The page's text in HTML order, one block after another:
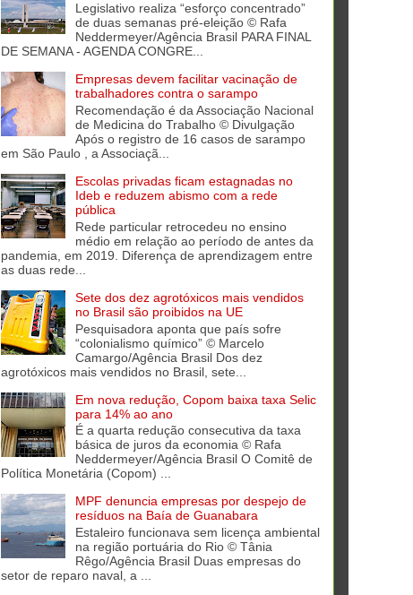
Legislativo realiza “esforço concentrado”
de duas semanas pré-eleição © Rafa
Neddermeyer/Agência Brasil PARA FINAL
DE SEMANA - AGENDA CONGRE...
Empresas devem facilitar vacinação de
trabalhadores contra o sarampo
Recomendação é da Associação Nacional
de Medicina do Trabalho © Divulgação
Após o registro de 16 casos de sarampo
em São Paulo , a Associaçã...
Escolas privadas ficam estagnadas no
Ideb e reduzem abismo com a rede
pública
Rede particular retrocedeu no ensino
médio em relação ao período de antes da
pandemia, em 2019. Diferença de aprendizagem entre
as duas rede...
Sete dos dez agrotóxicos mais vendidos
no Brasil são proibidos na UE
Pesquisadora aponta que país sofre
“colonialismo químico” © Marcelo
Camargo/Agência Brasil Dos dez
agrotóxicos mais vendidos no Brasil, sete...
Em nova redução, Copom baixa taxa Selic
para 14% ao ano
É a quarta redução consecutiva da taxa
básica de juros da economia © Rafa
Neddermeyer/Agência Brasil O Comitê de
Política Monetária (Copom) ...
MPF denuncia empresas por despejo de
resíduos na Baía de Guanabara
Estaleiro funcionava sem licença ambiental
na região portuária do Rio © Tânia
Rêgo/Agência Brasil Duas empresas do
setor de reparo naval, a ...